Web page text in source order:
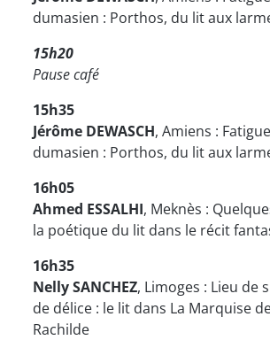
dumasien : Porthos, du lit aux
15h20
Pause café
15h35
Jérôme DEWASCH, Amiens :
dumasien : Porthos, du lit aux
16h05
Ahmed ESSALHI, Meknès :
la poétique du lit dans le récit
16h35
Nelly SANCHEZ, Limoges : Lieu de
de délice : le lit dans La Marquise
Rachilde